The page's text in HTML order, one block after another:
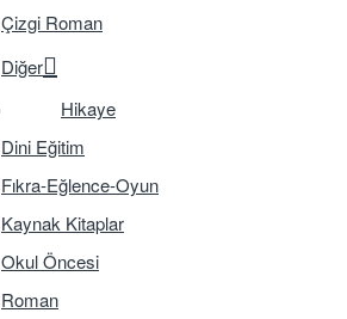
Çizgi Roman
Diğer
Hikaye
Dini Eğitim
Fıkra-Eğlence-Oyun
Kaynak Kitaplar
Okul Öncesi
Roman